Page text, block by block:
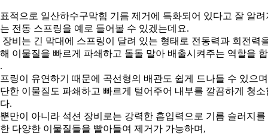
적으로 일산하수구막힘 기름 제거에 특화되어 있다고 잘 알려
전동 스프링을 예로 들어볼 수 있겠는데요.
장비는 긴 막대에 스프링이 달려 있는 형태로 전동력과 회전력
이물질을 빠르게 파쇄하고 돌돌 말아 배출시켜주는 역할을
링이 유연하기 때문에 곡선형의 배관도 쉽게 드나들 수 있으
한 이물질도 파쇄하고 빠르게 털어주어 내부를 깔끔하게 청소
.
만이 아니라 석션 장비로는 강력한 흡입력으로 기름 슬러지를
다양한 이물질들을 빨아들여 제거가 가능하며,